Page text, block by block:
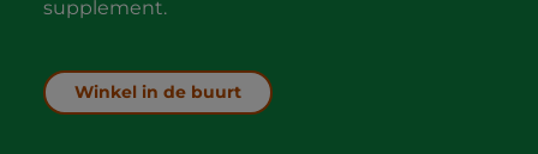
supplement.
Winkel in de buurt